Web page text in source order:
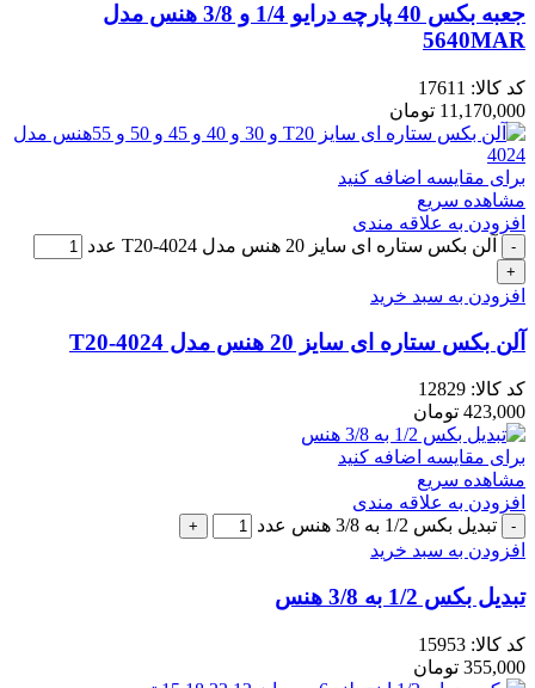
جعبه بکس 40 پارچه درایو 1/4 و 3/8 هنس مدل
5640MAR
کد کالا: 17611
11,170,000 تومان
برای مقایسه اضافه کنید
مشاهده سریع
افزودن به علاقه مندی
آلن بکس ستاره ای سایز 20 هنس مدل 4024-T20 عدد
افزودن به سبد خرید
آلن بکس ستاره ای سایز 20 هنس مدل 4024-T20
کد کالا: 12829
423,000 تومان
برای مقایسه اضافه کنید
مشاهده سریع
افزودن به علاقه مندی
تبدیل بکس 1/2 به 3/8 هنس عدد
افزودن به سبد خرید
تبدیل بکس 1/2 به 3/8 هنس
کد کالا: 15953
355,000 تومان